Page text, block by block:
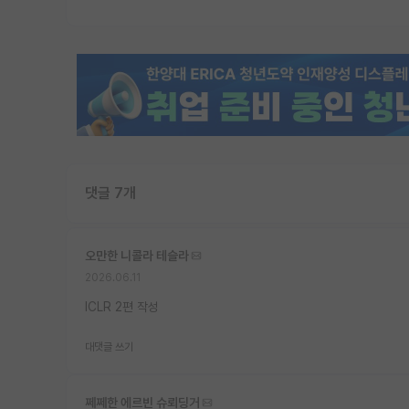
댓글 7개
오만한 니콜라 테슬라
ICLR 2편 작성
대댓글 쓰기
쩨쩨한 에르빈 슈뢰딩거